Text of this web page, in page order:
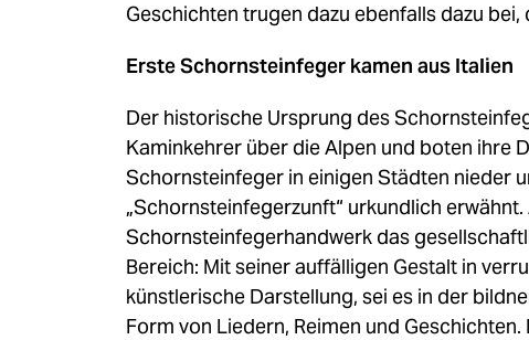
Geschichten trugen dazu ebenfalls dazu
Erste Schornsteinfeger kamen aus Italien
Der historische Ursprung des
Kaminkehrer über die Alpen und boten ihre
Schornsteinfeger in einigen Städten nieder
„Schornsteinfegerzunft“ urkundlich
Schornsteinfegerhandwerk das
Bereich: Mit seiner auffälligen Gestalt in
künstlerische Darstellung, sei es in der
Form von Liedern, Reimen und